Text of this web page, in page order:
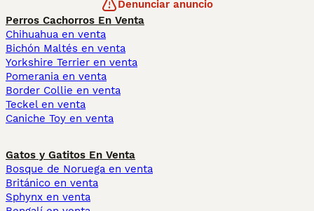
Denunciar anuncio
Perros Cachorros En Venta
Chihuahua en venta
Bichón Maltés en venta
Yorkshire Terrier en venta
Pomerania en venta
Border Collie en venta
Teckel en venta
Caniche Toy en venta
Gatos y Gatitos En Venta
Bosque de Noruega en venta
Británico en venta
Sphynx en venta